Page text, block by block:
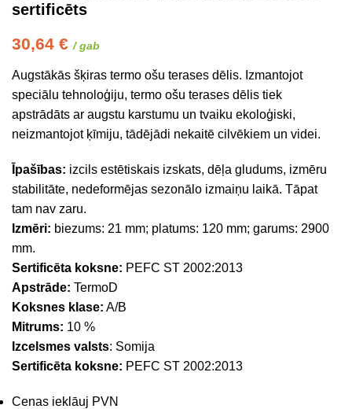
sertificēts
30,64 € / gab
Augstākās šķiras termo ošu terases dēlis. Izmantojot
speciālu tehnoloģiju, termo ošu terases dēlis tiek
apstrādāts ar augstu karstumu un tvaiku ekoloģiski,
neizmantojot ķīmiju, tādējādi nekaitē cilvēkiem un videi.
Īpašības: izcils estētiskais izskats, dēļa gludums, izmēru
stabilitāte, nedeformējas sezonālo izmaiņu laikā. Tāpat
tam nav zaru.
Izmēri: biezums: 21 mm; platums: 120 mm; garums: 2900
mm.
Sertificēta koksne: PEFC ST 2002:2013
Apstrāde: TermoD
Koksnes klase: A/B
Mitrums: 10 %
Izcelsmes valsts: Somija
Sertificēta koksne: PEFC ST 2002:2013
Cenas ieklāuj PVN